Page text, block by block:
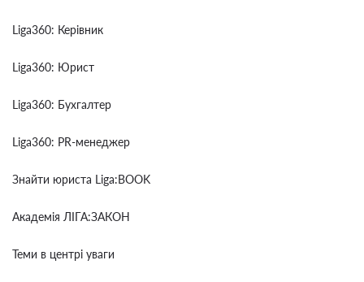
Liga360: Керівник
Liga360: Юрист
Liga360: Бухгалтер
Liga360: PR-менеджер
Знайти юриста Liga:BOOK
Академія ЛІГА:ЗАКОН
Теми в центрі уваги